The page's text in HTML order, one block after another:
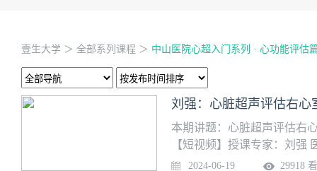
壹生大学 ＞ 全部系列课程 ＞ 中山医院心超入门系列 · 心功能评估
刘强：心脏超声评估右心
本期讲题：心脏超声评估右
【短视频】授课专家：刘强
科
2024-06-19 29918